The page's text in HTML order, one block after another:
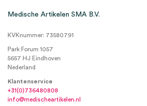
Medische Artikelen SMA B.V.
KVKnummer: 73580791
Park Forum 1057
5657 HJ Eindhoven
Nederland
Klantenservice
+31(0)736480808
info@medischeartikelen.nl